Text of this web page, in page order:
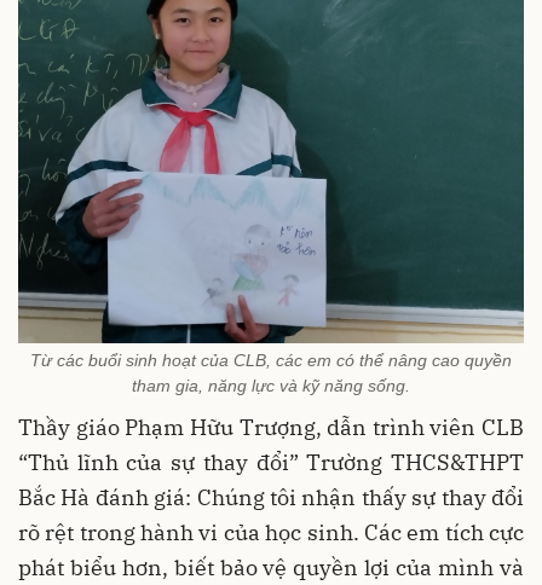
Từ các buổi sinh hoạt của CLB, các em có thể nâng cao quyền
tham gia, năng lực và kỹ năng sống.
Thầy giáo Phạm Hữu Trượng, dẫn trình viên CLB
“Thủ lĩnh của sự thay đổi” Trường THCS&THPT
Bắc Hà đánh giá: Chúng tôi nhận thấy sự thay đổi
rõ rệt trong hành vi của học sinh. Các em tích cực
phát biểu hơn, biết bảo vệ quyền lợi của mình và